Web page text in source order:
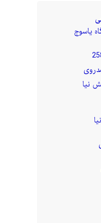
یاسوج
نیا